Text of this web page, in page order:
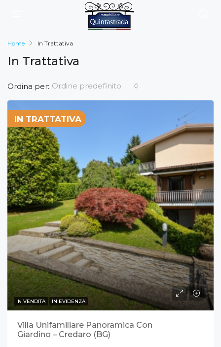
Home In Trattativa
In Trattativa
Ordina per: Ordine predefinito
IN VENDITA IN EVIDENZA
IN TRATTATIVA
Villa Unifamiliare Panoramica Con
Giardino – Credaro (BG)